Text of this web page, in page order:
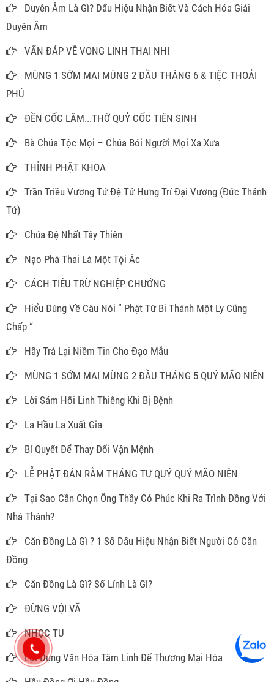
Duyên Âm Là Gì? Dấu Hiệu Nhận Biết Và Cách Hóa Giải
Duyên Âm
VẤN ĐÁP VỀ VONG LINH THAI NHI
MÙNG 1 SỚM MAI MÙNG 2 ĐẦU THÁNG 6 & TIỆC THOẢI
PHỦ
ĐỀN CỐC LÂM...THỜ QUỶ CỐC TIÊN SINH
Bà Chúa Tộc Mọi – Chúa Bói Người Mọi Xa Xưa
THỈNH PHẬT KHOA
Trần Triều Vương Tử Đệ Tứ Hưng Trí Đại Vương (Đức Thánh
Tứ)
Chúa Đệ Nhất Tây Thiên
Nạo Phá Thai Là Một Tội Ác
CÁCH TIÊU TRỪ NGHIỆP CHƯỚNG
Hiểu Đúng Về Câu Nói ” Phật Từ Bi Thánh Một Ly Cũng
Chấp “
Hãy Trả Lại Niềm Tin Cho Đạo Mẫu
MÙNG 1 SỚM MAI MÙNG 2 ĐẦU THÁNG 5 QUÝ MÃO NIÊN
Lời Sám Hối Linh Thiêng Khi Bị Bệnh
La Hầu La Xuất Gia
Bí Quyết Để Thay Đổi Vận Mệnh
LỄ PHẬT ĐẢN RẰM THÁNG TƯ QUÝ QUÝ MÃO NIÊN
Tại Sao Cần Chọn Ông Thầy Có Phúc Khi Ra Trình Đồng Với
Nhà Thánh?
Căn Đồng Là Gì ? 1 Số Dấu Hiệu Nhận Biết Người Có Căn
Đồng
Căn Đồng Là Gì? Số Lính Là Gì?
ĐỪNG VỘI VÃ
NHỌC TU
Lợi Dụng Văn Hóa Tâm Linh Để Thương Mại Hóa